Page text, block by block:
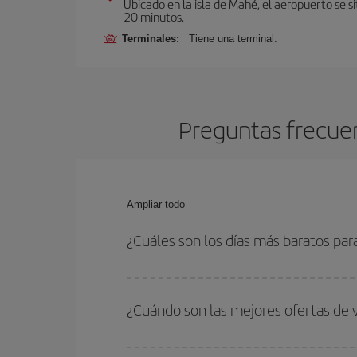
Ubicado en la isla de Mahé, el aeropuerto se
20 minutos.
Terminales: Tiene una terminal.
Preguntas
Ampliar todo
¿Cuáles son los días más baratos
quieres ir y en qué fechas habías pensado
para que puedas encontrar la mejor oferta.
¿Cuándo son las mejores ofertas de